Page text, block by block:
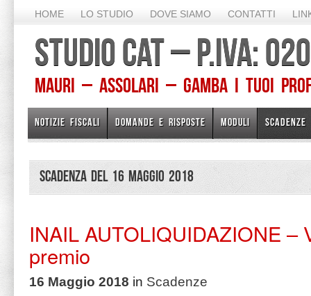
HOME LO STUDIO DOVE SIAMO CONTATTI
STUDIO CAT – P.IVA:
Mauri – Assolari – Gamba I TUOI
NOTIZIE FISCALI DOMANDE E RISPOSTE MODULI SCADENZE
Scadenza del 16 Maggio 2018
INAIL AUTOLIQUIDAZIONE –
premio
16 Maggio 2018 in Scadenze